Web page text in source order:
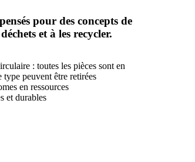
pour des concepts de
et à les recycler.
: toutes les pièces sont en
peuvent être retirées
en ressources
et durables